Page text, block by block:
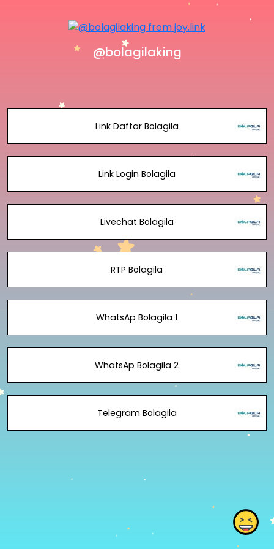
@bolagilaking
Link Daftar Bolagila
Link Login Bolagila
Livechat Bolagila
RTP Bolagila
WhatsAp Bolagila 1
WhatsAp Bolagila 2
Telegram Bolagila